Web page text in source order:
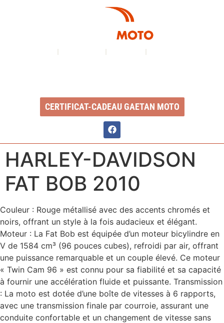
CERTIFICAT-CADEAU GAETAN MOTO
HARLEY-DAVIDSON
FAT BOB 2010
Couleur : Rouge métallisé avec des accents chromés et
noirs, offrant un style à la fois audacieux et élégant.
Moteur : La Fat Bob est équipée d’un moteur bicylindre en
V de 1584 cm³ (96 pouces cubes), refroidi par air, offrant
une puissance remarquable et un couple élevé. Ce moteur
« Twin Cam 96 » est connu pour sa fiabilité et sa capacité
à fournir une accélération fluide et puissante. Transmission
: La moto est dotée d’une boîte de vitesses à 6 rapports,
avec une transmission finale par courroie, assurant une
conduite confortable et un changement de vitesse sans